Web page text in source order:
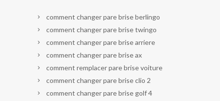
comment changer pare brise berlingo
comment changer pare brise twingo
comment changer pare brise arriere
comment changer pare brise ax
comment remplacer pare brise voiture
comment changer pare brise clio 2
comment changer pare brise golf 4